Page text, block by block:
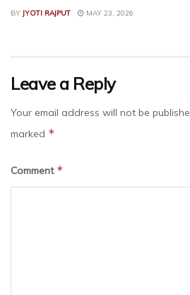
BY JYOTI RAJPUT MAY 23, 2026
Leave a Reply
Your email address will not be
marked *
Comment *